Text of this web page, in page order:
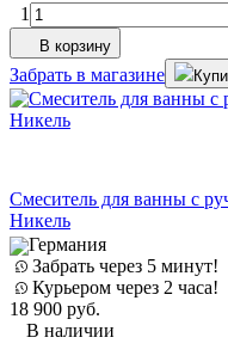
1
В корзину
Забрать в магазине
Смеситель для ванны с
Никель
Германия
Забрать через 5 минут!
Курьером через 2 часа!
18 900 руб.
В наличии